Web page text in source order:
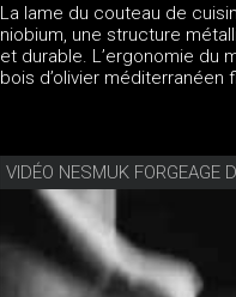
La lame du couteau de
niobium, une structure
et durable. L’ergonomie du
bois d’olivier méditerranéen
VIDÉO NESMUK FORGEAGE